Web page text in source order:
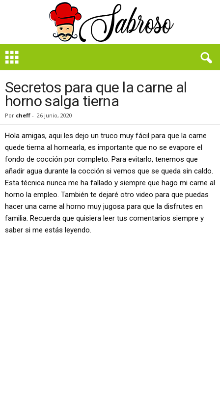
e
Secretos para que la carne al
horno salga tierna
Por cheff - 26 junio, 2020
Hola amigas, aqui les dejo un truco muy fácil para que la carne
quede tierna al hornearla, es importante que no se evapore el
fondo de cocción por completo. Para evitarlo, tenemos que
añadir agua durante la cocción si vemos que se queda sin caldo.
Esta técnica nunca me ha fallado y siempre que hago mi carne al
horno la empleo. También te dejaré otro video para que puedas
hacer una carne al horno muy jugosa para que la disfrutes en
familia. Recuerda que quisiera leer tus comentarios siempre y
saber si me estás leyendo.